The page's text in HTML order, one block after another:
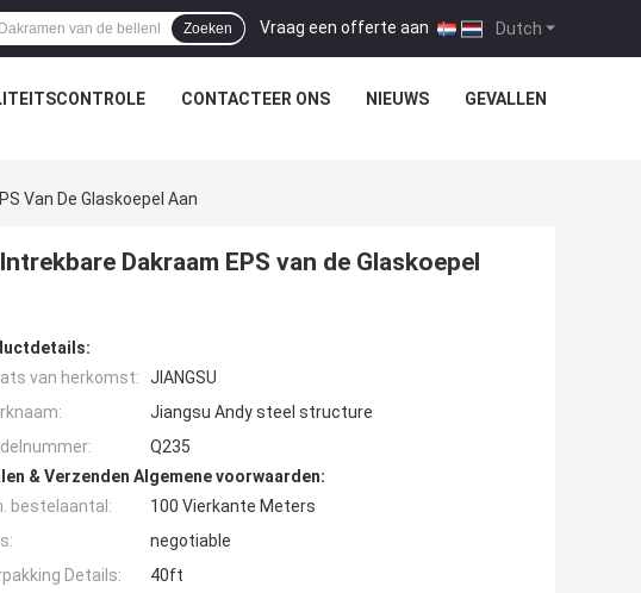
Dutch
Vraag een offerte aan |
Zoeken
CONTACTEER ONS NIEUWS GEVALLEN
Van De Glaskoepel Aan
Dakraam EPS van de Glaskoepel
van herkomst:
JIANGSU
Jiangsu Andy steel structure
Q235
& Verzenden Algemene voorwaarden:
bestelaantal:
100 Vierkante Meters
negotiable
Details:
40ft